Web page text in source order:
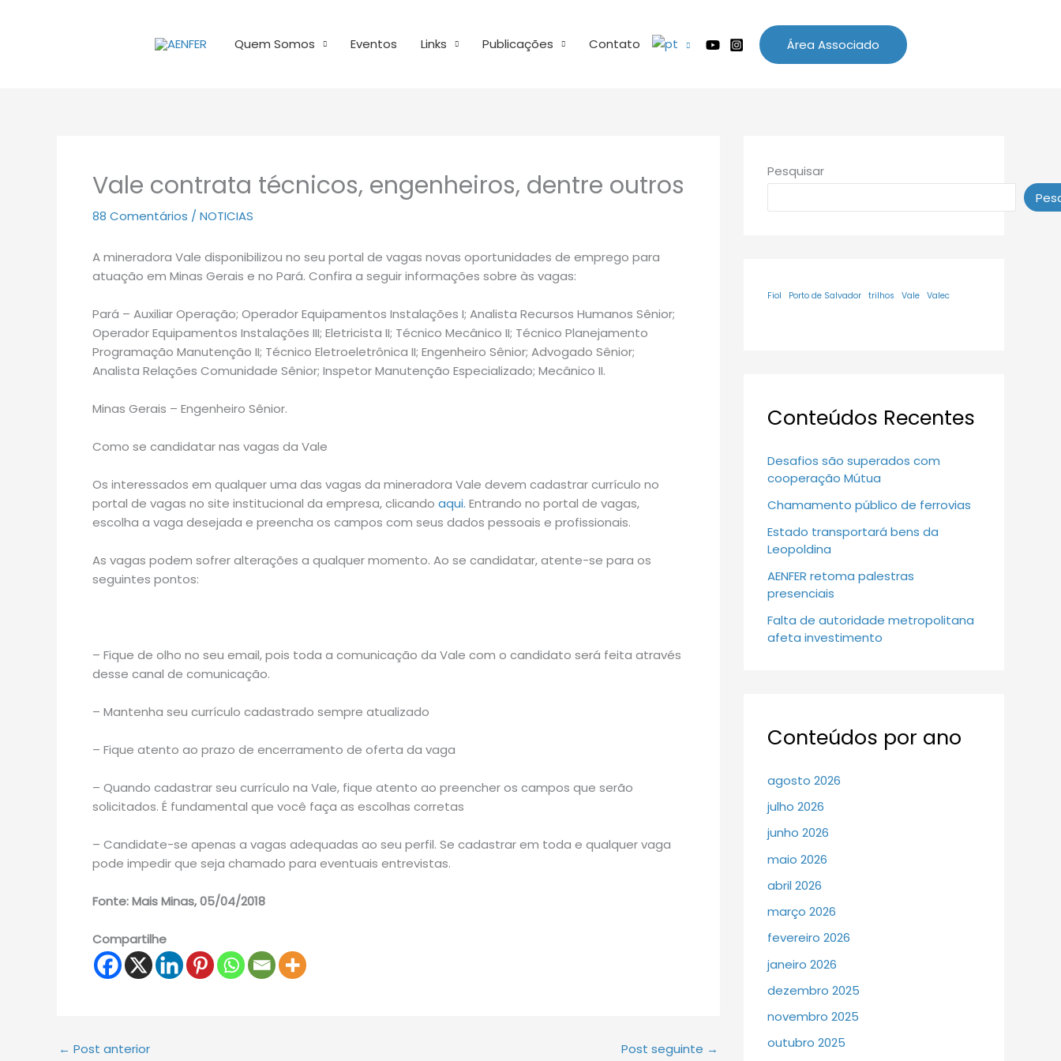
Quem Somos Eventos Links Publicações Contato Área Associado
Vale contrata técnicos, engenheiros, dentre outros
88 Comentários / NOTICIAS
A mineradora Vale disponibilizou no seu portal de vagas novas oportunidades de emprego para
atuação em Minas Gerais e no Pará. Confira a seguir informações sobre às vagas:
Pará – Auxiliar Operação; Operador Equipamentos Instalações I; Analista Recursos Humanos Sênior;
Operador Equipamentos Instalações III; Eletricista II; Técnico Mecânico II; Técnico Planejamento
Programação Manutenção II; Técnico Eletroeletrônica II; Engenheiro Sênior; Advogado Sênior;
Analista Relações Comunidade Sênior; Inspetor Manutenção Especializado; Mecânico II.
Minas Gerais – Engenheiro Sênior.
Como se candidatar nas vagas da Vale
Os interessados em qualquer uma das vagas da mineradora Vale devem cadastrar currículo no
portal de vagas no site institucional da empresa, clicando aqui. Entrando no portal de vagas,
escolha a vaga desejada e preencha os campos com seus dados pessoais e profissionais.
As vagas podem sofrer alterações a qualquer momento. Ao se candidatar, atente-se para os
seguintes pontos:
– Fique de olho no seu email, pois toda a comunicação da Vale com o candidato será feita através
desse canal de comunicação.
– Mantenha seu currículo cadastrado sempre atualizado
– Fique atento ao prazo de encerramento de oferta da vaga
– Quando cadastrar seu currículo na Vale, fique atento ao preencher os campos que serão
solicitados. É fundamental que você faça as escolhas corretas
– Candidate-se apenas a vagas adequadas ao seu perfil. Se cadastrar em toda e qualquer vaga
pode impedir que seja chamado para eventuais entrevistas.
Fonte: Mais Minas, 05/04/2018
Compartilhe
← Post anterior Post seguinte →
Pesquisar
Fiol Porto de Salvador trilhos Vale Valec
Conteúdos Recentes
Desafios são superados com
cooperação Mútua
Chamamento público de ferrovias
Estado transportará bens da
Leopoldina
AENFER retoma palestras
presenciais
Falta de autoridade metropolitana
afeta investimento
Conteúdos por ano
agosto 2026
julho 2026
junho 2026
maio 2026
abril 2026
março 2026
fevereiro 2026
janeiro 2026
dezembro 2025
novembro 2025
outubro 2025